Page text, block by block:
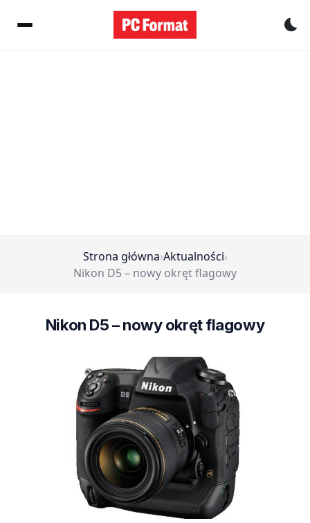
Strona główna›Aktualności›
Nikon D5 – nowy okręt flagowy
Nikon D5 – nowy okręt flagowy